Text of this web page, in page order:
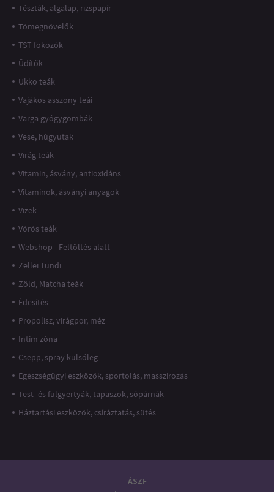
Tészták, algalap, rizspapír
Tömegnövelők
TST fokozók
Üdítők
Ukko teák
Vajákos asszony teái
Varga gyógygombák
Vese, húgyutak
Virág teák
Vitamin, ásvány, antioxidáns
Vitaminok, ásványi anyagok
Vizek
Vörös teák
Webshop - Feltöltés alatt
Zellei Tündi
Zöld, Matcha teák
Édesítés
Propolisz, virágpor, méz
Intim zóna
Csepp, spray külsőleg
Egészségügyi eszközök, sportolás, masszírozás
Test- és fülgyertyák, tapaszok, sópárnák
Háztartási eszközök, csíráztatás, sütés
ÁSZF